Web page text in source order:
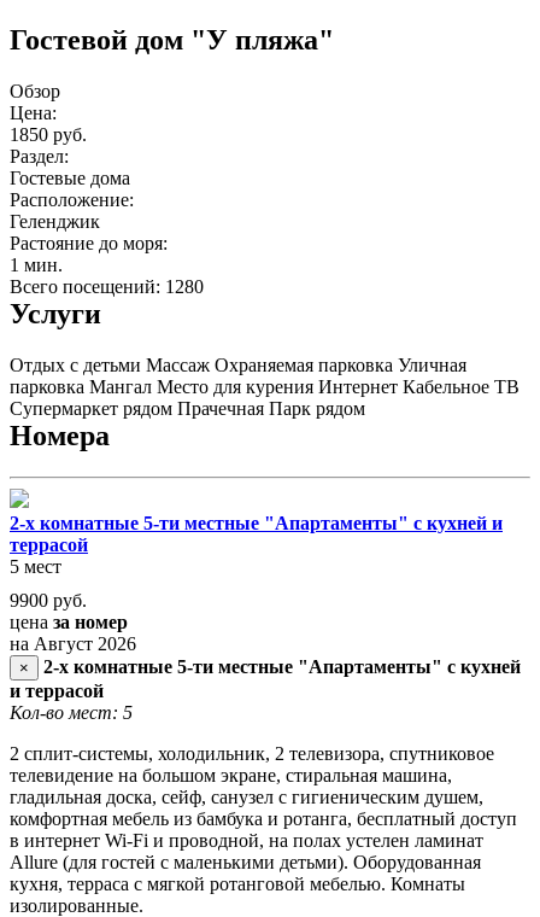
Гостевой дом "У пляжа"
Обзор
Цена:
1850 руб.
Раздел:
Гостевые дома
Расположение:
Геленджик
Растояние до моря:
1 мин.
Всего посещений: 1280
Услуги
Отдых с детьми Массаж Охраняемая парковка Уличная
парковка Мангал Место для курения Интернет Кабельное ТВ
Супермаркет рядом Прачечная Парк рядом
Номера
2-х комнатные 5-ти местные "Апартаменты" с кухней и
террасой
5 мест
9900 руб.
цена за номер
на Август 2026
×
2-х комнатные 5-ти местные "Апартаменты" с кухней
и террасой
Кол-во мест: 5
2 сплит-системы, холодильник, 2 телевизора, спутниковое
телевидение на большом экране, стиральная машина,
гладильная доска, сейф, санузел с гигиеническим душем,
комфортная мебель из бамбука и ротанга, бесплатный доступ
в интернет Wi-Fi и проводной, на полах устелен ламинат
Allure (для гостей с маленькими детьми). Оборудованная
кухня, терраса с мягкой ротанговой мебелью. Комнаты
изолированные.